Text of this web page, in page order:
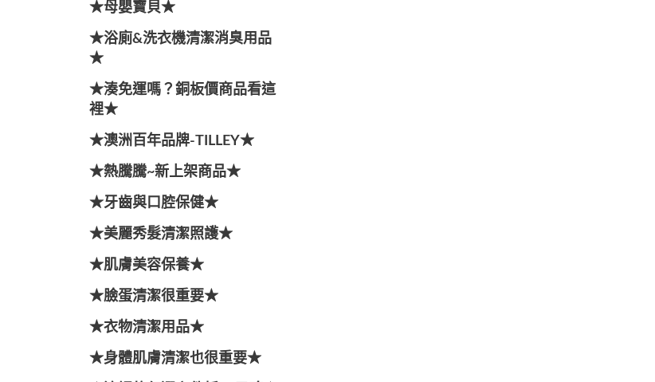
★母嬰寶貝★
★浴廁&洗衣機清潔消臭用品
★
★湊免運嗎？銅板價商品看這
裡★
★澳洲百年品牌-TILLEY★
★熱騰騰~新上架商品★
★牙齒與口腔保健★
★美麗秀髮清潔照護★
★肌膚美容保養★
★臉蛋清潔很重要★
★衣物清潔用品★
★身體肌膚清潔也很重要★